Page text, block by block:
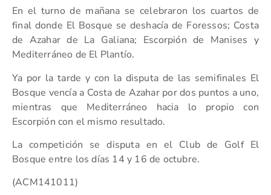
En el turno de mañana se celebraron los cuartos de
final donde El Bosque se deshacía de Foressos; Costa
de Azahar de La Galiana; Escorpión de Manises y
Mediterráneo de El Plantío.
Ya por la tarde y con la disputa de las semifinales El
Bosque vencía a Costa de Azahar por dos puntos a uno,
mientras que Mediterráneo hacia lo propio con
Escorpión con el mismo resultado.
La competición se disputa en el Club de Golf El
Bosque entre los días 14 y 16 de octubre.
(ACM141011)